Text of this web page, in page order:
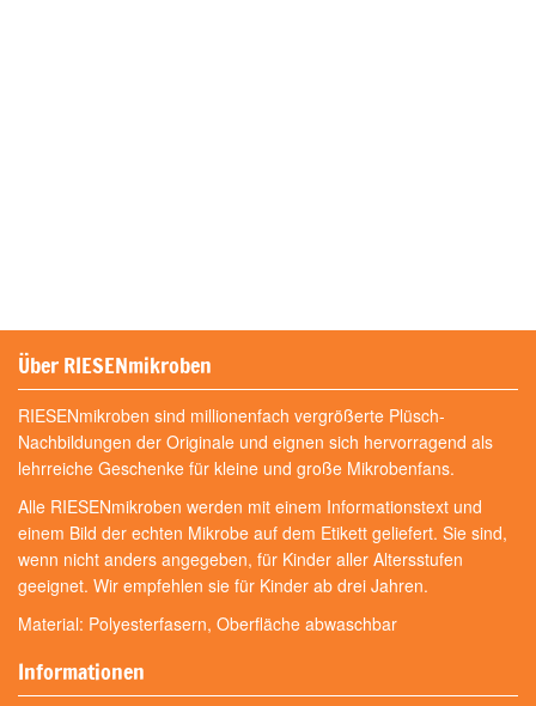
Über RIESENmikroben
RIESENmikroben sind millionenfach vergrößerte Plüsch-
Nachbildungen der Originale und eignen sich hervorragend als
lehrreiche Geschenke für kleine und große Mikrobenfans.
Alle RIESENmikroben werden mit einem Informationstext und
einem Bild der echten Mikrobe auf dem Etikett geliefert. Sie sind,
wenn nicht anders angegeben, für Kinder aller Altersstufen
geeignet. Wir empfehlen sie für Kinder ab drei Jahren.
Material: Polyesterfasern, Oberfläche abwaschbar
Informationen